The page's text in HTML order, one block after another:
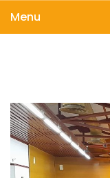
Menu